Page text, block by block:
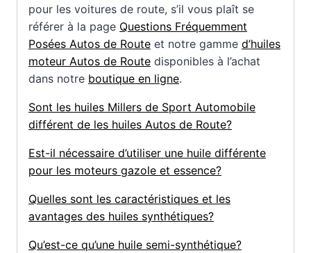
pour les voitures de route, s’il vous plaît se
référer à la page Questions Fréquemment
Posées Autos de Route et notre gamme d’huiles
moteur Autos de Route disponibles à l’achat
dans notre boutique en ligne.
Sont les huiles Millers de Sport Automobile
différent de les huiles Autos de Route?
Est-il nécessaire d’utiliser une huile différente
pour les moteurs gazole et essence?
Quelles sont les caractéristiques et les
avantages des huiles synthétiques?
Qu’est-ce qu’une huile semi-synthétique?